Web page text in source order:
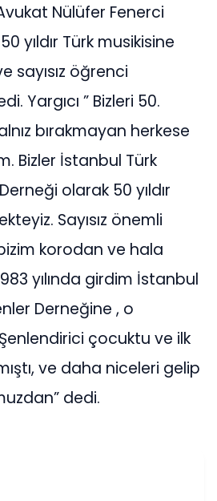
Nülüfer Fenerci
yıldır Türk musikisine
sayısız öğrenci
Yargıcı ” Bizleri 50.
bırakmayan herkese
Bizler İstanbul Türk
olarak 50 yıldır
Sayısız önemli
korodan ve hala
yılında girdim İstanbul
Derneğine , o
çocuktu ve ilk
ve daha niceleri gelip
dedi.